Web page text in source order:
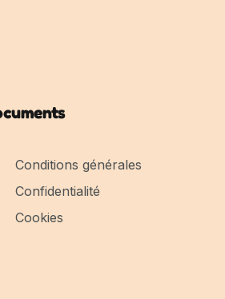
Conditions générales
Confidentialité
Cookies